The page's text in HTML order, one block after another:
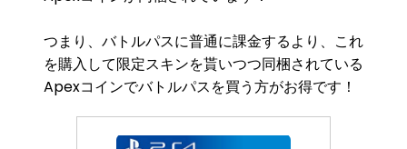
つまり、バトルパスに普通に課金するより、これ
を購入して限定スキンを貰いつつ同梱されている
Apexコインでバトルパスを買う方がお得です！